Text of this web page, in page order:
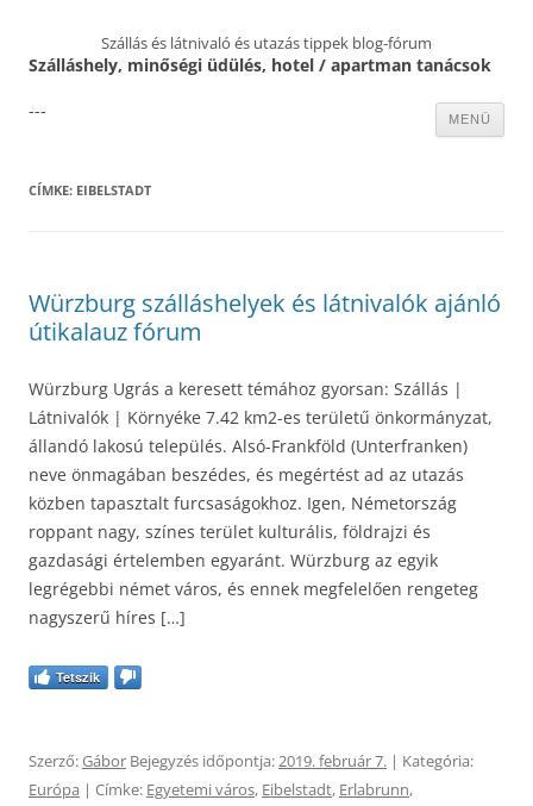
Szállás és látnivaló és utazás tippek blog-fórum
Szálláshely, minőségi üdülés, hotel / apartman tanácsok
MENÜ
---
CÍMKE: EIBELSTADT
Würzburg szálláshelyek és látnivalók ajánló
útikalauz fórum
Würzburg Ugrás a keresett témához gyorsan: Szállás |
Látnivalók | Környéke 7.42 km2-es területű önkormányzat,
állandó lakosú település. Alsó-Frankföld (Unterfranken)
neve önmagában beszédes, és megértést ad az utazás
közben tapasztalt furcsaságokhoz. Igen, Németország
roppant nagy, színes terület kulturális, földrajzi és
gazdasági értelemben egyaránt. Würzburg az egyik
legrégebbi német város, és ennek megfelelően rengeteg
nagyszerű híres […]
Tetszik
Szerző:Gábor Bejegyzés időpontja:2019. február 7. | Kategória:
Európa | Címke: Egyetemi város, Eibelstadt, Erlabrunn,